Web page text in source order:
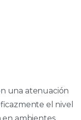
una atenuación
el nivel